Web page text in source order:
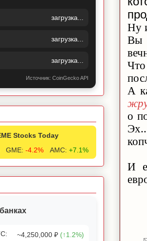
Ну
Вы
Что
А
о
И
загрузка...
загрузка...
загрузка...
Источник: CoinGecko API
Stocks Today
GME: -4.2% AMC: +7.1%
~4,250,000 ₽ (↑1.2%)